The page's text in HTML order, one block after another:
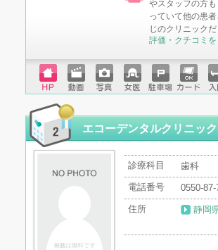
やスタッフの方
っていて他の患
じのクリニックだ
評価・クチコミ
ホーム
ページ
動画 写真 女医 駐車場クレジ
ード
入
エコーデンタルクリニック
診療科目
歯科
電話番号
0550-87-
住所
静岡